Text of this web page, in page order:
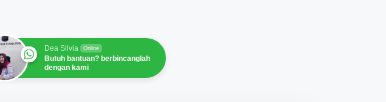
Dea Silvia Online
Butuh bantuan? berbincanglah
dengan kami